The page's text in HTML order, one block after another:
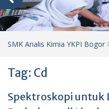
SMK Analis Kimia YKPI Bogor
Tag: Cd
Spektroskopi untuk